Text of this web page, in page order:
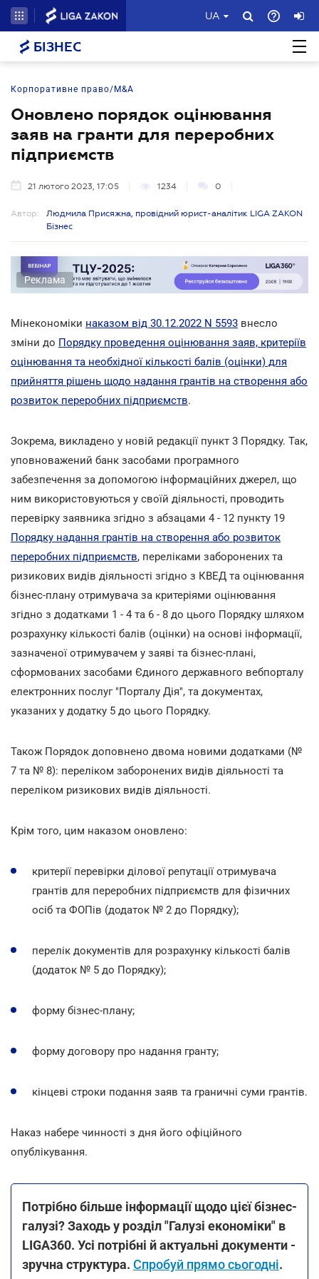
UA
БІЗНЕС
Корпоративне право/M&A
Оновлено порядок оцінювання
заяв на гранти для переробних
підприємств
21 лютого 2023, 17:05 1234 0
Автор:
Людмила Присяжна, провідний юрист-аналітик LIGA ZAKON
Бізнес
Реклама
Мінекономіки наказом від 30.12.2022 N 5593 внесло
зміни до Порядку проведення оцінювання заяв, критеріїв
оцінювання та необхідної кількості балів (оцінки) для
прийняття рішень щодо надання грантів на створення або
розвиток переробних підприємств.
Зокрема, викладено у новій редакції пункт 3 Порядку. Так,
уповноважений банк засобами програмного
забезпечення за допомогою інформаційних джерел, що
ним використовуються у своїй діяльності, проводить
перевірку заявника згідно з абзацами 4 - 12 пункту 19
Порядку надання грантів на створення або розвиток
переробних підприємств, переліками заборонених та
ризикових видів діяльності згідно з КВЕД та оцінювання
бізнес-плану отримувача за критеріями оцінювання
згідно з додатками 1 - 4 та 6 - 8 до цього Порядку шляхом
розрахунку кількості балів (оцінки) на основі інформації,
зазначеної отримувачем у заяві та бізнес-плані,
сформованих засобами Єдиного державного вебпорталу
електронних послуг "Порталу Дія", та документах,
указаних у додатку 5 до цього Порядку.
Також Порядок доповнено двома новими додатками (№
7 та № 8): переліком заборонених видів діяльності та
переліком ризикових видів діяльності.
Крім того, цим наказом оновлено:
критерії перевірки ділової репутації отримувача
грантів для переробних підприємств для фізичних
осіб та ФОПів (додаток № 2 до Порядку);
перелік документів для розрахунку кількості балів
(додаток № 5 до Порядку);
форму бізнес-плану;
форму договору про надання гранту;
кінцеві строки подання заяв та граничні суми грантів.
Наказ набере чинності з дня його офіційного
опублікування.
Потрібно більше інформації щодо цієї бізнес-
галузі? Заходь у розділ "Галузі економіки" в
LIGA360. Усі потрібні й актуальні документи -
зручна структура. Спробуй прямо сьогодні.